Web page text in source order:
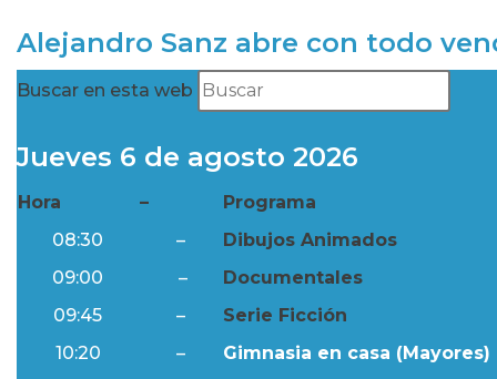
Alejandro Sanz abre con todo
Buscar en esta web
Jueves 6 de agosto 2026
Hora –
Programa
08:30
–
Dibujos Animados
09:00
–
Documentales
09:45
–
Serie Ficción
10:20
–
Gimnasia en casa (Mayores)